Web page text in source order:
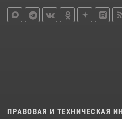
ПРАВОВАЯ И ТЕХНИЧЕСКАЯ